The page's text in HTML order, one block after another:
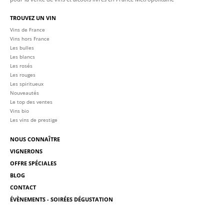
TROUVEZ UN VIN
Vins de France
Vins hors France
Les bulles
Les blancs
Les rosés
Les rouges
Les spiritueux
Nouveautés
Le top des ventes
Vins bio
Les vins de prestige
NOUS CONNAÎTRE
VIGNERONS
OFFRE SPÉCIALES
BLOG
CONTACT
ÉVÈNEMENTS - SOIRÉES DÉGUSTATION